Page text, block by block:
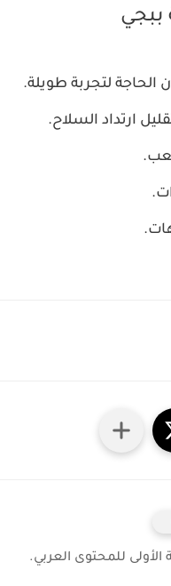
الحاجة لتجربة طويلة.
ارتداد السلاح.
الأولى للمحتوى العربي.